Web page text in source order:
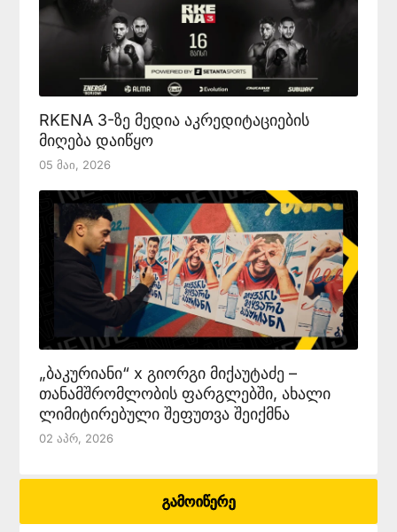
RKENA 3-ზე მედია აკრედიტაციების
მიღება დაიწყო
05 Მაი, 2026
„ბაკურიანი“ x გიორგი მიქაუტაძე –
თანამშრომლობის ფარგლებში, ახალი
ლიმიტირებული შეფუთვა შეიქმნა
02 Აპრ, 2026
გამოიწერე